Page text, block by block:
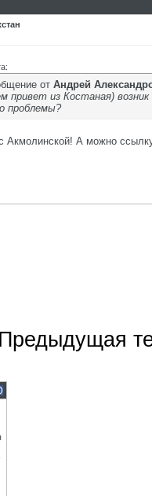
от Андрей
привет из Костаная)
проблемы?
Акмолинской! А можно
Предыдущая